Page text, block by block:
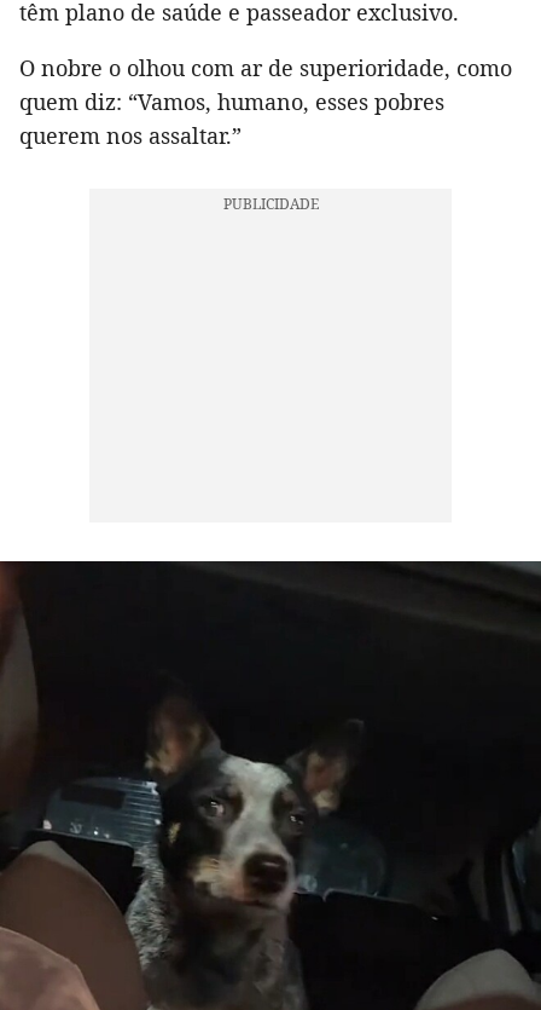
têm plano de saúde e passeador exclusivo.
O nobre o olhou com ar de superioridade, como
quem diz: “Vamos, humano, esses pobres
querem nos assaltar.”